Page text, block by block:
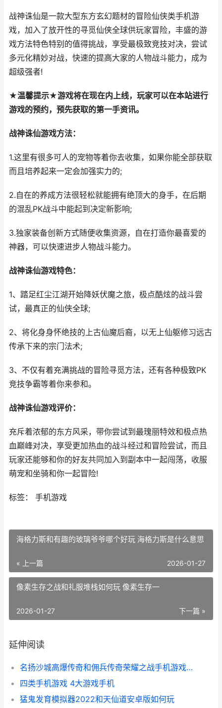
战神诛仙是一款大型东方玄幻题材的冒险仙侠类手机游
戏，加入了放开性的寻觅仙侠全球供玩家冒险，丰盛的游
戏方法特色特别的值得挑战，享受最极致竞技对决，尝试
多元化精妙对战，快速的提高大家的人物战斗能力，成为
超级强者!
★温馨提示★游戏将在现在内上线，玩家可以在本站进行
游戏的预约，预先获取的第一手资讯。
战神诛仙游戏方法：
1.这里有很多可人的宠物等着你去收集，如果你能全部获取
而且培养起来一定会加强实力的;
2.自在的养成方法很轻松就能拥有绝顶大的身手，在后期
的混乱PK战斗中能起到决定新影响;
3.独家装备创新方式随便收集资源，自在打造你最喜爱的
神器，可以快速进步人物战斗能力。
战神诛仙游戏特色：
1、踏足红尘江湖开始降妖伏魔之旅，极点酷炫的战斗尝
试，最真正的仙侠全球;
2、将化身身怀绝技的上古仙魔后裔，以无上仙躯修习远古
传承下来的宗门法术;
3、不仅有着充满挑战的冒险寻觅方法，还有各种极致PK
竞技争霸等着你来参和。
战神诛仙游戏评价：
充斥着浓郁的东方风采，带你尝试到最瑰丽特效和极点热
血巅峰对决，享受更加热血的战斗经过和冒险尝试，而且
玩家还能够和你的好友共同加入到副本中一起闯荡，收服
萌宠和坐骑和你一起冒险!
标签： 手机游戏
海格力斯和有趣的玻璃爷爷哪个好玩 海格力斯是什么意思
« 上一篇 2026-01-27
像素生存之战和礼服堆栈如何玩 像素生存一
下一篇 »
2026-01-27
延伸阅读
名扬沙城高爆传奇和佣兵传奇荣耀之战手机游戏哪个好 名扬沙城有多少版本
四类手机游戏 4大游戏手机
猛鬼发育模拟器2022和天仙道安卓版如何玩